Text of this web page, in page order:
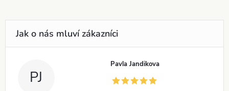
PJ
Pavla Jandikova